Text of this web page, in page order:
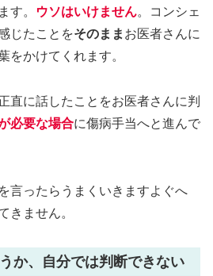
す。 ウソはいけません。コンシェ
じたことをそのままお医者さんに
をかけてくれます。
直に話したことをお医者さんに判
必要な場合に傷病手当へと進んで
言ったらうまくいきますよぐへ
きません。
か、自分では判断できない